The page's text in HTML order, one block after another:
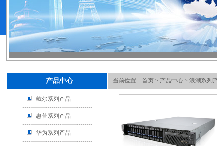
产品中心
戴尔系列产品
惠普系列产品
华为系列产品
当前位置： 首页 > 产品中心 > 浪潮系列